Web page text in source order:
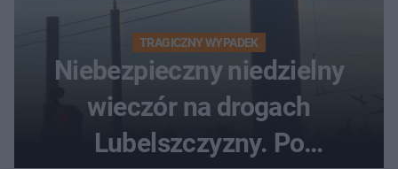
TRAGICZNY WYPADEK
Niebezpieczny niedzielny
wieczór na drogach
Lubelszczyzny. Po